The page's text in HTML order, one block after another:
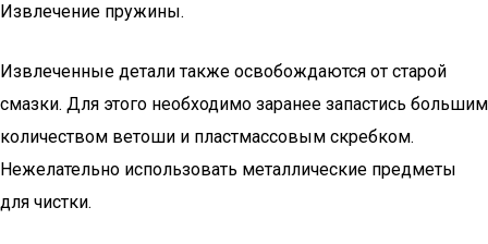
Извлечение пружины.
Извлеченные детали также освобождаются от старой
смазки. Для этого необходимо заранее запастись большим
количеством ветоши и пластмассовым скребком.
Нежелательно использовать металлические предметы
для чистки.